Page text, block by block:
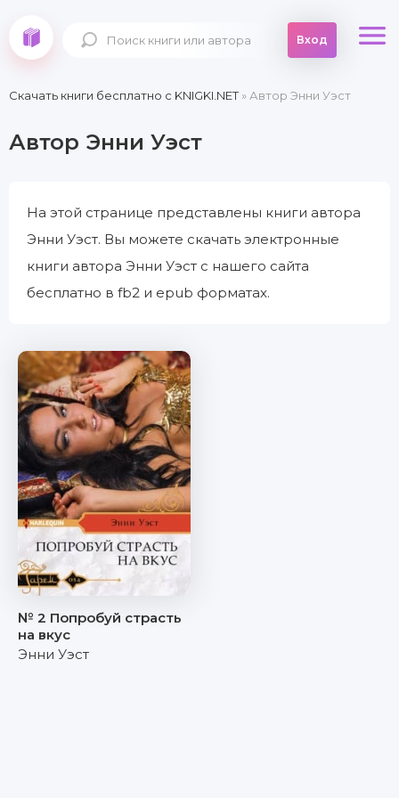
Вход
Скачать книги бесплатно c KNIGKI.NET» Автор Энни Уэст
Автор Энни Уэст
На этой странице представлены книги автора
Энни Уэст. Вы можете скачать электронные
книги автора Энни Уэст с нашего сайта
бесплатно в fb2 и epub форматах.
№ 2 Попробуй страсть
на вкус
Энни Уэст